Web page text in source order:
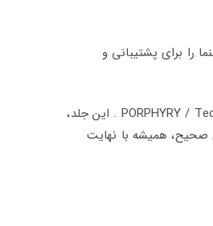
را برای پشتیبانی و
از این رو پروژه Consorzio Italiano Porfido del Trentino برای تولید جلد PORPHYRY / Technical Guide to a Noble Stone . این جلد،
همیشه با نهایت